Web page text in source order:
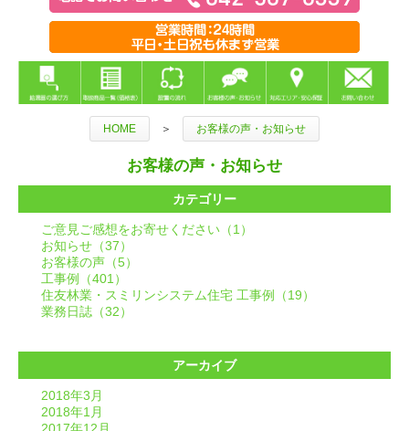
HOME ＞ お客様の声・お知らせ
お客様の声・お知らせ
カテゴリー
ご意見ご感想をお寄せください（1）
お知らせ（37）
お客様の声（5）
工事例（401）
住友林業・スミリンシステム住宅 工事例（19）
業務日誌（32）
アーカイブ
2018年3月
2018年1月